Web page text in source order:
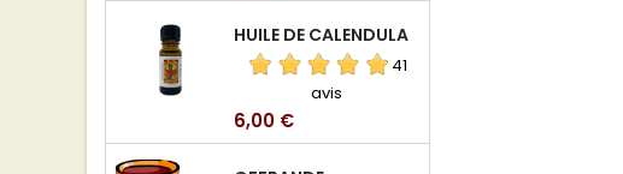
HUILE DE CALENDULA
41
avis
Prix
6,00 €